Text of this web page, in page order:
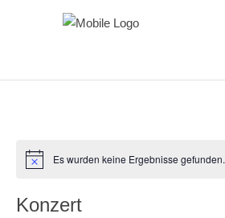
HinweisEs wurden keine Ergebnisse gefunden.
Konzert